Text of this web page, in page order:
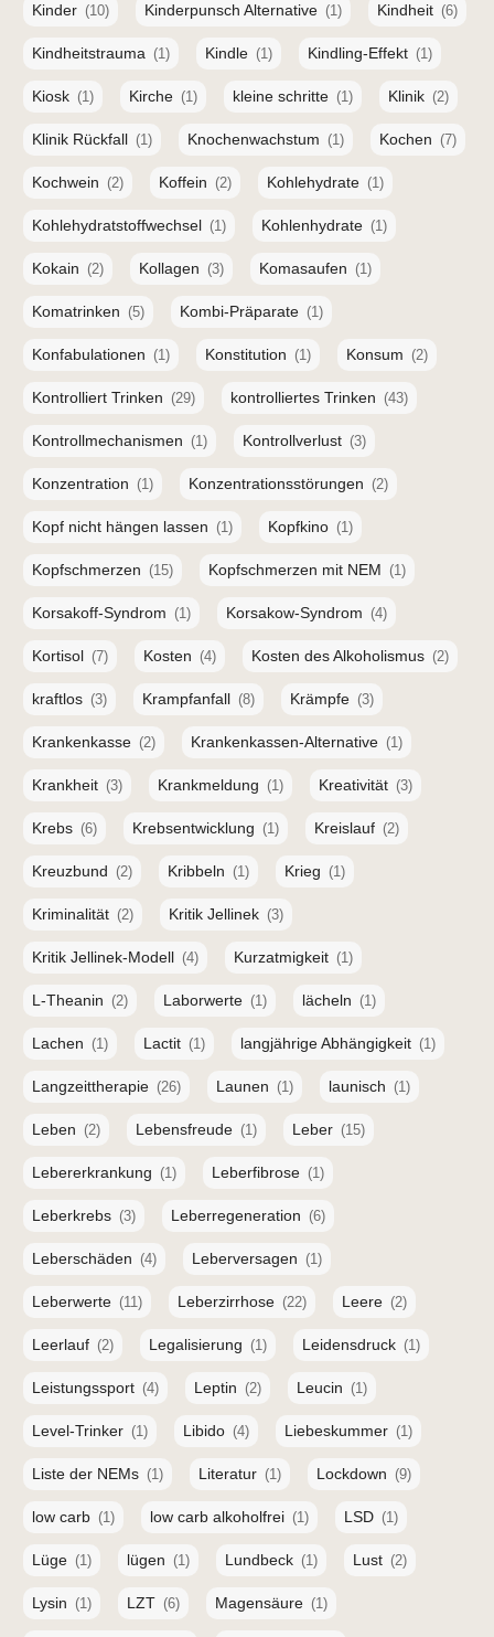
Kinder (10) Kinderpunsch Alternative (1) Kindheit (6)
Kindheitstrauma (1) Kindle (1) Kindling-Effekt (1)
Kiosk (1) Kirche (1) kleine schritte (1) Klinik (2)
Klinik Rückfall (1) Knochenwachstum (1) Kochen (7)
Kochwein (2) Koffein (2) Kohlehydrate (1)
Kohlehydratstoffwechsel (1) Kohlenhydrate (1)
Kokain (2) Kollagen (3) Komasaufen (1)
Komatrinken (5) Kombi-Präparate (1)
Konfabulationen (1) Konstitution (1) Konsum (2)
Kontrolliert Trinken (29) kontrolliertes Trinken (43)
Kontrollmechanismen (1) Kontrollverlust (3)
Konzentration (1) Konzentrationsstörungen (2)
Kopf nicht hängen lassen (1) Kopfkino (1)
Kopfschmerzen (15) Kopfschmerzen mit NEM (1)
Korsakoff-Syndrom (1) Korsakow-Syndrom (4)
Kortisol (7) Kosten (4) Kosten des Alkoholismus (2)
kraftlos (3) Krampfanfall (8) Krämpfe (3)
Krankenkasse (2) Krankenkassen-Alternative (1)
Krankheit (3) Krankmeldung (1) Kreativität (3)
Krebs (6) Krebsentwicklung (1) Kreislauf (2)
Kreuzbund (2) Kribbeln (1) Krieg (1)
Kriminalität (2) Kritik Jellinek (3)
Kritik Jellinek-Modell (4) Kurzatmigkeit (1)
L-Theanin (2) Laborwerte (1) lächeln (1)
Lachen (1) Lactit (1) langjährige Abhängigkeit (1)
Langzeittherapie (26) Launen (1) launisch (1)
Leben (2) Lebensfreude (1) Leber (15)
Lebererkrankung (1) Leberfibrose (1)
Leberkrebs (3) Leberregeneration (6)
Leberschäden (4) Leberversagen (1)
Leberwerte (11) Leberzirrhose (22) Leere (2)
Leerlauf (2) Legalisierung (1) Leidensdruck (1)
Leistungssport (4) Leptin (2) Leucin (1)
Level-Trinker (1) Libido (4) Liebeskummer (1)
Liste der NEMs (1) Literatur (1) Lockdown (9)
low carb (1) low carb alkoholfrei (1) LSD (1)
Lüge (1) lügen (1) Lundbeck (1) Lust (2)
Lysin (1) LZT (6) Magensäure (1)